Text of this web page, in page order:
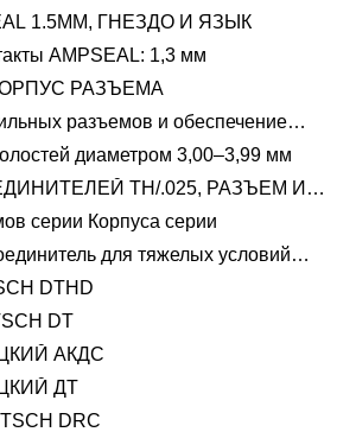
1.5MM, ГНЕЗДО И ЯЗЫК
AMPSEAL: 1,3 мм
РАЗЪЕМА
разъемов и обеспечение
диаметром 3,00–3,99 мм
TH/.025, РАЗЪЕМ И
серии Корпуса серии
для тяжелых условий
направляющие серии
DTHD
DT
АКДС
ДТ
DRC